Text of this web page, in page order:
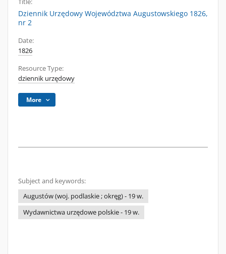
Title:
Dziennik Urzędowy Województwa Augustowskiego 1826,
nr 2
Date:
1826
Resource Type:
dziennik urzędowy
More
Subject and keywords:
Augustów (woj. podlaskie ; okręg) - 19 w.
Wydawnictwa urzędowe polskie - 19 w.